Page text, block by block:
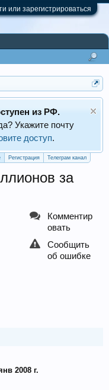
или зарегистрироваться
из РФ.
Укажите почту
доступ.
Регистрация Телеграм канал
за
2008 г.